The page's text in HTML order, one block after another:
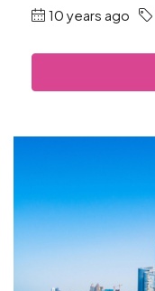
10 years ago